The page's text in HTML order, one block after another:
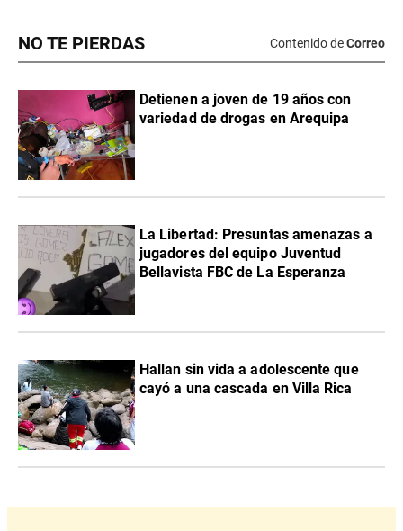
NO TE PIERDAS Contenido deCorreo
Detienen a joven de 19 años con
variedad de drogas en Arequipa
La Libertad: Presuntas amenazas a
jugadores del equipo Juventud
Bellavista FBC de La Esperanza
Hallan sin vida a adolescente que
cayó a una cascada en Villa Rica